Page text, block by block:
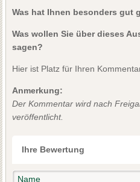
Was hat Ihnen besonders gut
Was wollen Sie über dieses
sagen?
Hier ist Platz für Ihren
Anmerkung:
Der Kommentar wird nach
veröffentlicht.
Ihre Bewertung